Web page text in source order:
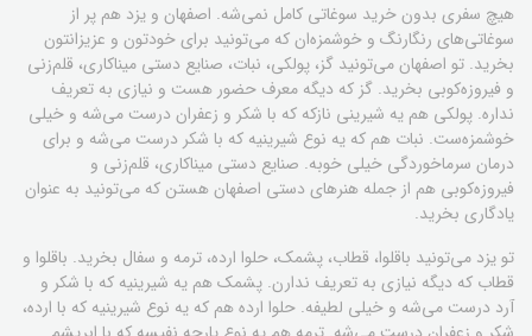
هیچ سفری بدون خرید سوغاتی کامل نمی‌شه. اصفهان و یزد هم پر از
سوغاتی‌های رنگارنگ و خوشمزه‌ان که می‌تونید برای خودتون و عزیزانتون
بخرید. تو اصفهان می‌تونید گز، پولکی، نبات، صنایع دستی میناکاری، قلم‌زنی
و فیروزه‌کوبی بخرید. گز که دیگه معرف حضور هست و نیازی به تعریف
نداره. پولکی هم یه شیرینی نازکه که با شکر و زعفران درست می‌شه و خیلی
خوشمزه‌ست. نبات هم که یه نوع شیرینیه که با شکر درست می‌شه و برای
درمان سرماخوردگی خیلی خوبه. صنایع دستی میناکاری، قلم‌زنی و
فیروزه‌کوبی هم از جمله هنرهای دستی اصفهان هستن که می‌تونید به عنوان
یادگاری بخرید.
تو یزد می‌تونید باقلوا، قطاب، پشمک، حلوا ارده، ترمه و سفال بخرید. باقلوا و
قطاب که دیگه نیازی به تعریف ندارن. پشمک هم یه شیرینیه که با شکر و
آرد درست می‌شه و خیلی لطیفه. حلوا ارده هم که یه نوع شیرینیه که با ارده،